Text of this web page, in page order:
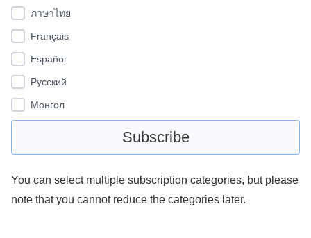
ภาษาไทย
Français
Español
Pусский
Монгол
You can select multiple subscription categories, but please
note that you cannot reduce the categories later.